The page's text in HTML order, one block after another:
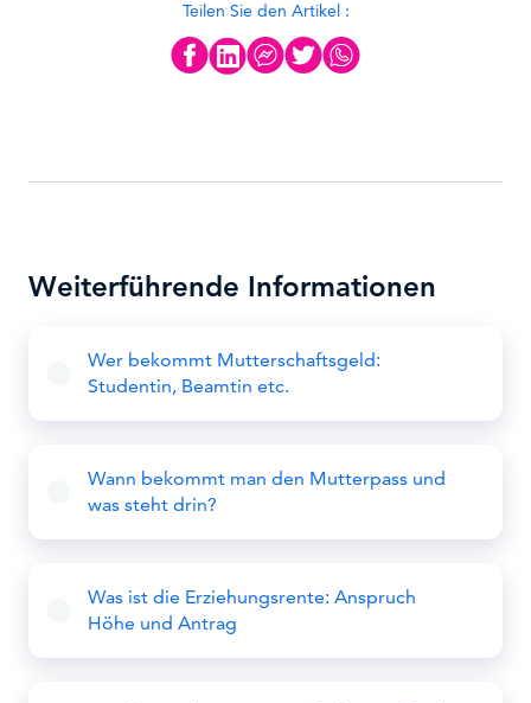
Teilen Sie den Artikel :
Weiterführende Informationen
Wer bekommt Mutterschaftsgeld:
Studentin, Beamtin etc.
Wann bekommt man den Mutterpass und
was steht drin?
Was ist die Erziehungsrente: Anspruch
Höhe und Antrag